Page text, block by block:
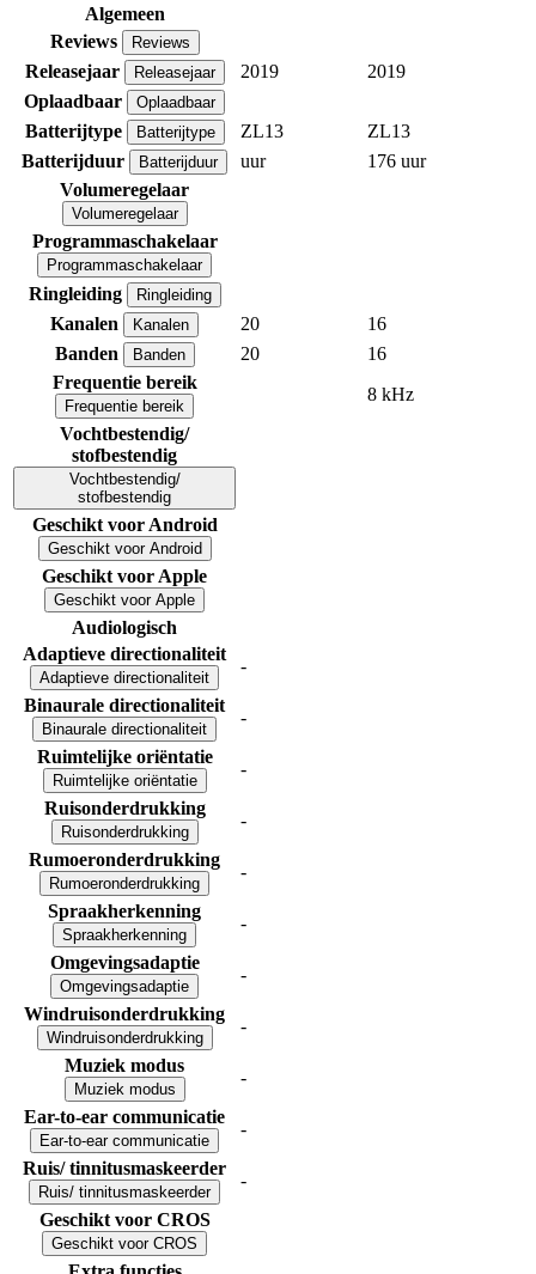
Algemeen
Reviews
Reviews
Releasejaar Releasejaar 2019
2019
Oplaadbaar
Oplaadbaar
Batterijtype Batterijtype ZL13
ZL13
Batterijduur
Batterijduur uur
176 uur
Volumeregelaar
Volumeregelaar
Programmaschakelaar
Programmaschakelaar
Ringleiding Ringleiding
Kanalen Kanalen 20
16
Banden
Banden 20
16
Frequentie bereik
Frequentie bereik
8 kHz
Vochtbestendig/
stofbestendig
Vochtbestendig/
stofbestendig
Geschikt voor Android
Geschikt voor Android
Geschikt voor Apple
Geschikt voor Apple
Audiologisch
Adaptieve directionaliteit
Adaptieve directionaliteit
-
Binaurale directionaliteit
Binaurale directionaliteit
-
Ruimtelijke oriëntatie
Ruimtelijke oriëntatie
-
Ruisonderdrukking
Ruisonderdrukking
-
Rumoeronderdrukking
Rumoeronderdrukking
-
Spraakherkenning
Spraakherkenning
-
Omgevingsadaptie
Omgevingsadaptie
-
Windruisonderdrukking
Windruisonderdrukking
-
Muziek modus
Muziek modus
-
Ear-to-ear communicatie
Ear-to-ear communicatie
-
Ruis/ tinnitusmaskeerder
Ruis/ tinnitusmaskeerder
-
Geschikt voor CROS
Geschikt voor CROS